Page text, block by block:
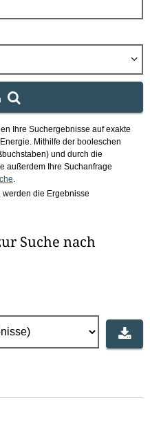
Ihre Suchergebnisse auf exakte
Mithilfe der booleschen
und durch die
außerdem Ihre Suchanfrage
die Ergebnisse
Suche nach